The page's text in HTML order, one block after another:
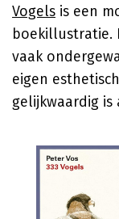
Vogels is een
boekillustratie.
vaak
eigen
gelijkwaardig